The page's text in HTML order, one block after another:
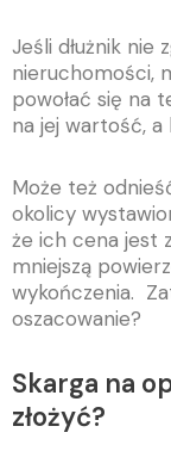
Jeśli dłużnik nie
nieruchomości,
powołać się na
na jej wartość, a
Może też
okolicy
że ich cena jest
mniejszą
wykończenia.
oszacowanie?
Skarga na
złożyć?